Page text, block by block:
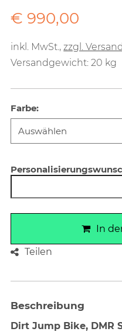
Verkaufspreis:
€ 990,00
inkl. MwSt.,zzgl. Versand
Versandgewicht: 20 kg
Farbe:
In
Teilen
Beschreibung
Dirt Jump Bike, DMR